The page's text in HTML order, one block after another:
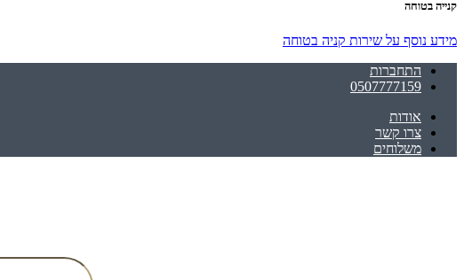
קנייה בטוחה
מידע נוסף על שירות קניה בטוחה
התחברות
0507777159
אודות
צרו קשר
משלוחים